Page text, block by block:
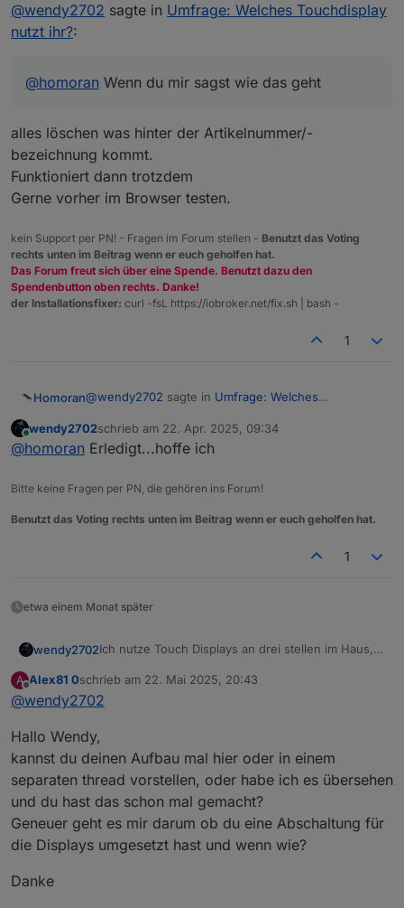
Nicht stören
@wendy2702 sagte in Umfrage: Welches Touchdisplay
nutzt ihr?:
@homoran Wenn du mir sagst wie das geht
alles löschen was hinter der Artikelnummer/-
bezeichnung kommt.
Funktioniert dann trotzdem
Gerne vorher im Browser testen.
kein Support per PN! - Fragen im Forum stellen - Benutzt das Voting
rechts unten im Beitrag wenn er euch geholfen hat.
Das Forum freut sich über eine Spende. Benutzt dazu den
Spendenbutton oben rechts. Danke!
der Installationsfixer: curl -fsL https://iobroker.net/fix.sh | bash -
1
Homoran@wendy2702 sagte in Umfrage: Welches
@homoranWenn du mir sagst wie das geht
alles löschen was hinter der Artikelnummer/-
Funktioniert dann trotzdem
Online
wendy2702schrieb am 22. Apr. 2025, 09:34
zuletzt editiert von
@homoran Erledigt...hoffe ich
Bitte keine Fragen per PN, die gehören ins Forum!
Benutzt das Voting rechts unten im Beitrag wenn er euch geholfen hat.
1
etwa einem Monat später
wendy2702Ich nutze Touch Displays an drei stellen im Haus,
verfügung stehenden Platzes. Alle drei gleiche
Auflösung FHD
https://www.amazon.de/dp/B0CS37PCDS
https://www.amazon.de/dp/B0C4T37W37
Dann dazu je nach Display diese Winkel damit das
Kabel von hinten unsichtbar bleiben kann
https://www.amazon.de/dp/B0C9DQ3Z8S
https://www.amazon.de/Abgewinkelter-Adapter-
A
Offline
Alex81 0schrieb am 22. Mai 2025, 20:43
zuletzt editiert von
@wendy2702
Hallo Wendy,
kannst du deinen Aufbau mal hier oder in einem
separaten thread vorstellen, oder habe ich es übersehen
und du hast das schon mal gemacht?
Geneuer geht es mir darum ob du eine Abschaltung für
die Displays umgesetzt hast und wenn wie?
Danke